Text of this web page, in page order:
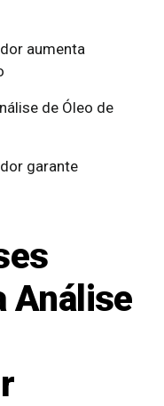
aumenta
de Óleo de
garante
Análise